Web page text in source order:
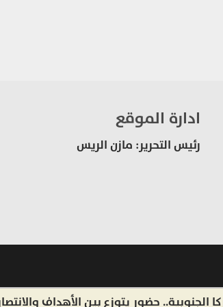
ادارة الموقع
رئيس التحرير: مازن الريس
حضور يتوزع بين الأهداف والانتصارات